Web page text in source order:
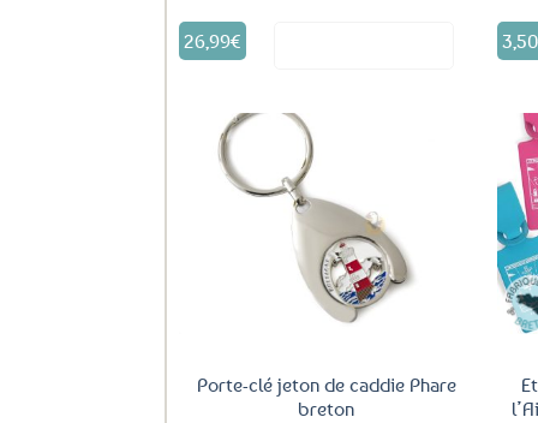
26,99€
3,50
Porte-clé jeton de caddie Phare
breton